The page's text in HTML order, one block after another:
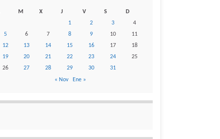
M X J V S
D
1
2 3
4
5
6 7 8 9 10
11
12
13 14 15 16 17
18
19
20 21 22 23 24
25
26
27 28 29 30
31
« Nov
Ene »